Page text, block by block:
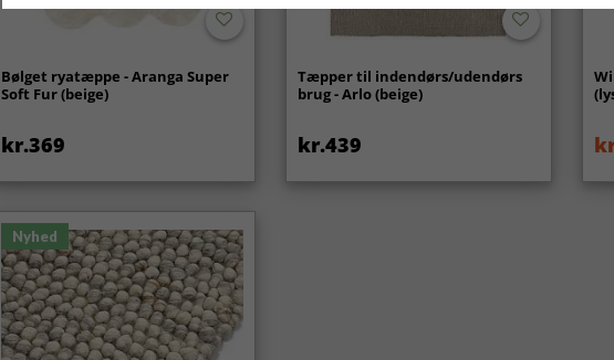
Bølget ryatæppe - Aranga Super
Soft Fur (beige)
kr.369
Tæpper til indendørs/udendørs
brug - Arlo (beige)
kr.439
Nyhed